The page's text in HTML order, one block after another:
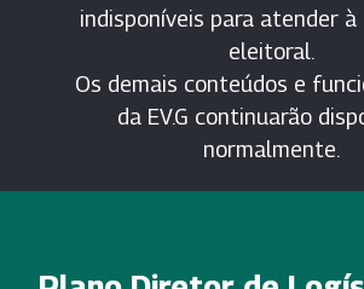
indisponíveis para atender
eleitoral.
Os demais conteúdos e
da EV.G continuarão
normalmente.